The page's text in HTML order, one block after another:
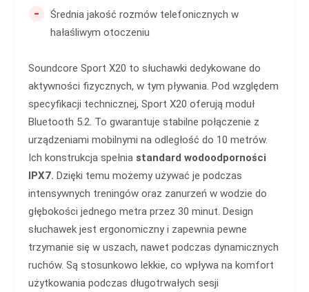
-
Średnia jakość rozmów telefonicznych w
hałaśliwym otoczeniu
Soundcore Sport X20 to słuchawki dedykowane do
aktywności fizycznych, w tym pływania. Pod względem
specyfikacji technicznej, Sport X20 oferują moduł
Bluetooth 5.2. To gwarantuje stabilne połączenie z
urządzeniami mobilnymi na odległość do 10 metrów.
Ich konstrukcja spełnia standard wodoodporności
IPX7. Dzięki temu możemy używać je podczas
intensywnych treningów oraz zanurzeń w wodzie do
głębokości jednego metra przez 30 minut. Design
słuchawek jest ergonomiczny i zapewnia pewne
trzymanie się w uszach, nawet podczas dynamicznych
ruchów. Są stosunkowo lekkie, co wpływa na komfort
użytkowania podczas długotrwałych sesji